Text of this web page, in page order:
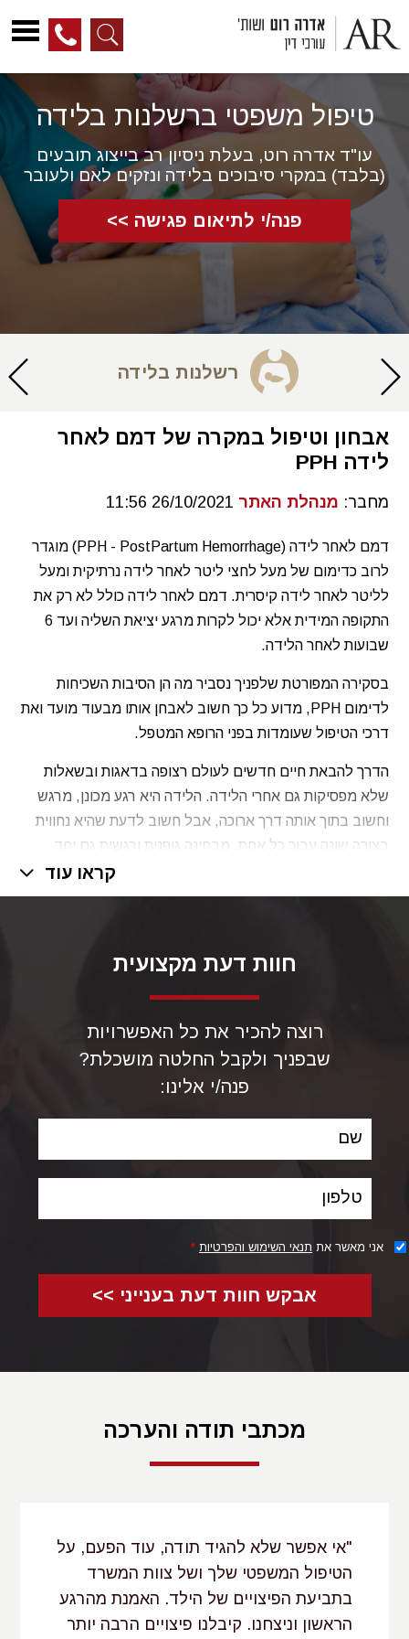
טיפול משפטי ברשלנות בלידה
עו"ד אדרה רוט, בעלת ניסיון רב בייצוג תובעים
(בלבד) במקרי סיבוכים בלידה ונזקים לאם ולעובר
פנה/י לתיאום פגישה >>
רשלנות בלידה
אבחון וטיפול במקרה של דמם לאחר
לידה PPH
מחבר: מנהלת האתר 26/10/2021 11:56
דמם לאחר לידה (PPH - PostPartum Hemorrhage) מוגדר
לרוב כדימום של מעל לחצי ליטר לאחר לידה נרתיקית ומעל
לליטר לאחר לידה קיסרית. דמם לאחר לידה כולל לא רק את
התקופה המידית אלא יכול לקרות מרגע יציאת השליה ועד 6
שבועות לאחר הלידה.
בסקירה המפורטת שלפניך נסביר מה הן הסיבות השכיחות
לדימום PPH, מדוע כל כך חשוב לאבחן אותו מבעוד מועד ואת
דרכי הטיפול שעומדות בפני הרופא המטפל.
הדרך להבאת חיים חדשים לעולם רצופה בדאגות ובשאלות
שלא מפסיקות גם אחרי הלידה. הלידה היא רגע מכונן, מרגש
וחשוב בתוך אותה דרך ארוכה, אבל חשוב לדעת שהיא נחווית
בצורה שונה עבור כל אחת, מבחינה גופנית ורגשית גם יחד.
בין אם ילדת בלידה נרתיקית ובין אם בלידה במהלךניתוח
בממוצע. לשם השוואה נפח הדם הממוצע אצל אדם בוגר הוא
מדובר בתופעה שכיחה ולעיתים היא גם מוגדרת כתקינה.
ליטר דם בלידה נרתיקית או מעל ליטר דם בלידה קיסרית
ונחלקת לדמם מוקדם עד 24 שעות מהלידה, ודמם מאוחר
מקרים של דמם שלאחר הלידה מתרחשים בחדרי הלידה בבתי
החולים בישראל אחת לכל כ-25 לידות.
קראו עוד
חוות דעת מקצועית
רוצה להכיר את כל האפשרויות
שבפניך ולקבל החלטה מושכלת?
פנה/י אלינו:
שם
טלפון
אני מאשר את תנאי השימוש והפרטיות *
אבקש חוות דעת בענייני >>
מכתבי תודה והערכה
"אי אפשר שלא להגיד תודה, עוד הפעם, על
הטיפול המשפטי שלך ושל צוות המשרד
בתביעת הפיצויים של הילד. האמנת מהרגע
הראשון וניצחנו. קיבלנו פיצויים הרבה יותר